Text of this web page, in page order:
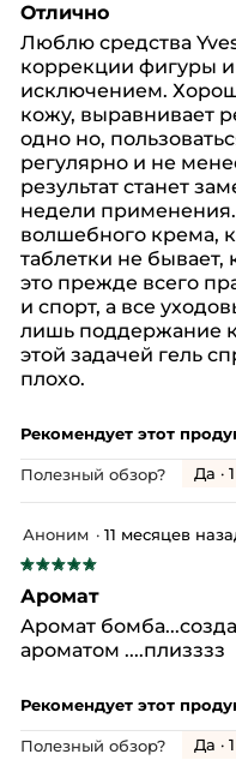
из
5
звезд.
Отлично
Люблю средства
коррекции фигуры и
исключением.
кожу, выравнивает
одно но,
регулярно и не
результат станет
недели применения.
волшебного крема,
таблетки не
это прежде всего
и спорт, а все
лишь поддержание
этой задачей гель
плохо.
Рекомендует этот
Полезный обзор? Да · 1
★★★★★
★★★★★
5
звезд.
Аноним · 11 месяцев
Аромат
Аромат
ароматом ....плизззз
Рекомендует этот
Полезный обзор? Да · 1